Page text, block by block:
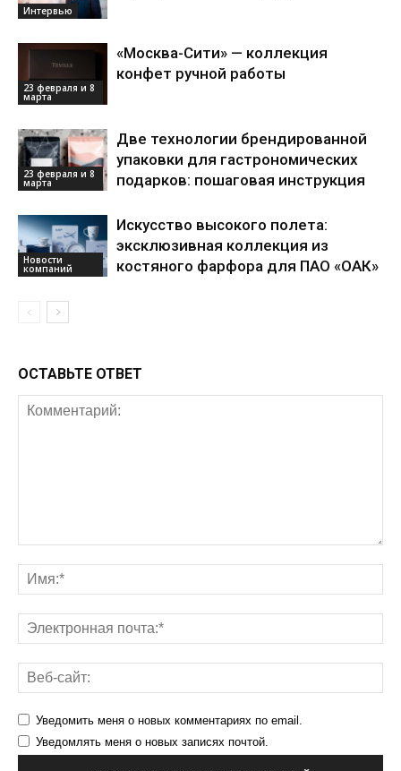
Интервью
23 февраля и 8
марта
«Москва-Сити» — коллекция
конфет ручной работы
23 февраля и 8
марта
Две технологии брендированной
упаковки для гастрономических
подарков: пошаговая инструкция
Новости
компаний
Искусство высокого полета:
эксклюзивная коллекция из
костяного фарфора для ПАО «ОАК»
ОСТАВЬТЕ ОТВЕТ
Уведомить меня о новых комментариях по email.
Уведомлять меня о новых записях почтой.